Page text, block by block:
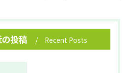
投稿 Recent Posts